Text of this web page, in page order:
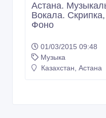
Астана.
Вокала.
Фоно
01/03/2015 09:48
Музыка
Казахстан, Астана